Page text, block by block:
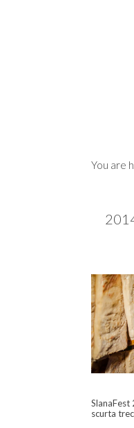
You are
SlanaFest
scurta